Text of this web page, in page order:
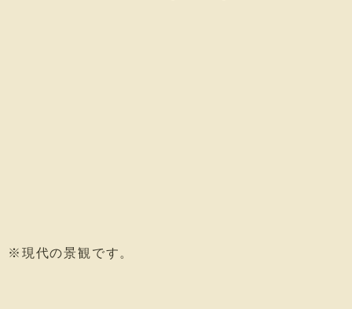
※現代の景観です。